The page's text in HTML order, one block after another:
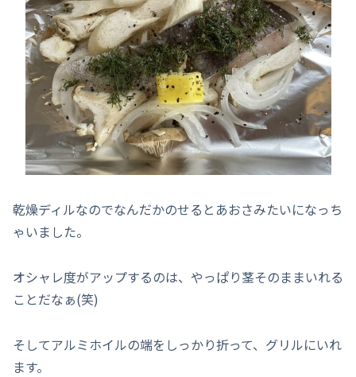
乾燥ディルなのでなんだかのせるとあおさみたいになっち
ゃいました。
オシャレ度がアップするのは、やっぱり茎そのままいれる
ことだなぁ(笑)
そしてアルミホイルの端をしっかり折って、グリルにいれ
ます。